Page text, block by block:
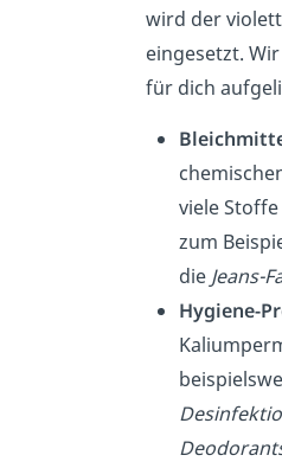
wird der
eingesetzt.
für dich
viele
zum
die Jeans-
Hygiene-